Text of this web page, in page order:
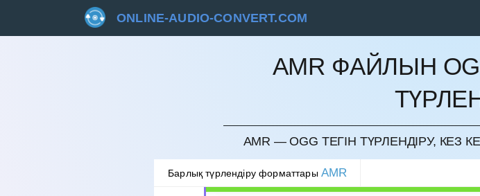
ONLINE-AUDIO-CONVERT.COM
AMR ФАЙЛЫН
AMR — OGG ТЕГІН ТҮРЛЕНДІРУ, КЕЗ
Барлық түрлендіру форматтары AMR
БОЛДЫРМАУ